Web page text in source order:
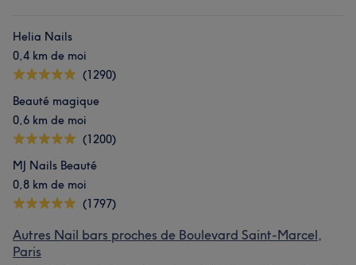
Helia Nails
0,4 km de moi
(1290)
Beauté magique
0,6 km de moi
(1200)
MJ Nails Beauté
0,8 km de moi
(1797)
Autres Nail bars proches de Boulevard Saint-Marcel,
Paris